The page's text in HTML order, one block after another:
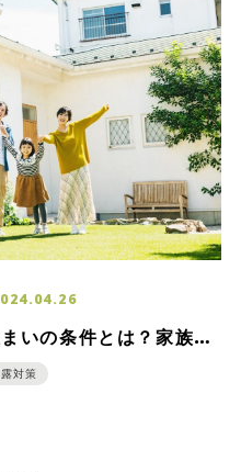
いの条件とは？家族全
りのポイント
対策